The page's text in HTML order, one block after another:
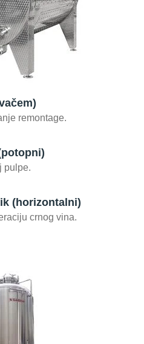
remontage.
pulpe.
(horizontalni)
crnog vina.